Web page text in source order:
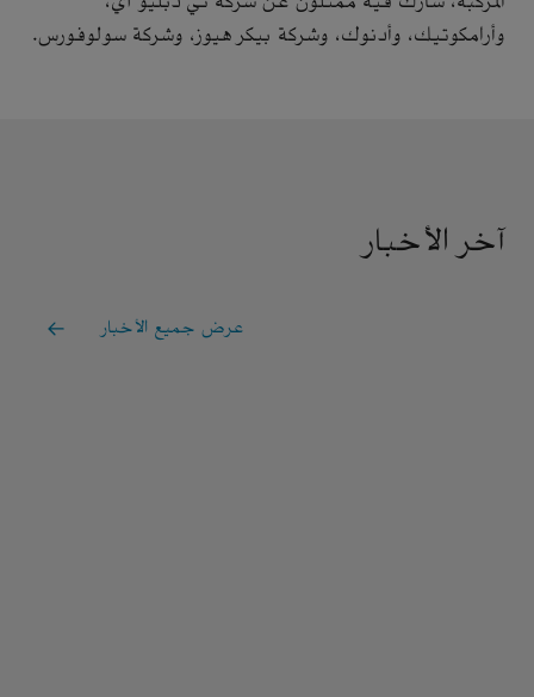
وأرامكوتيك، وأدنوك، وشركة بيكر هيوز، وشركة سولوفورس.
آخر الأخبار
عرض جميع الأخبار